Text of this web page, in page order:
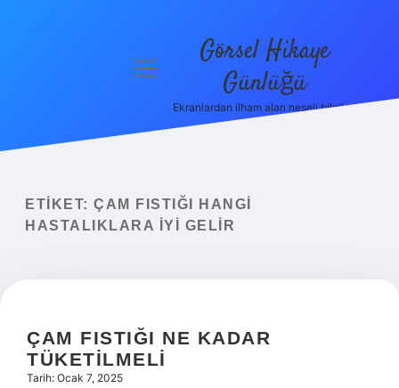
Yasal Uyarı
menüyü
Görsel Hikaye
Günlüğü
Ekranlardan ilham alan neşeli bilgiler!
ETIKET: ÇAM FISTIĞI HANGI
HASTALIKLARA IYI GELIR
ÇAM FISTIĞI NE KADAR
TÜKETILMELI
Tarih: Ocak 7, 2025